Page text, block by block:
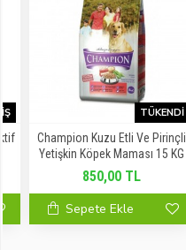
TÜKENDI
Champion Kuzu Etli Ve Pirinçli
Yetişkin Köpek Maması 15 KG
850,00 TL
Sepete Ekle